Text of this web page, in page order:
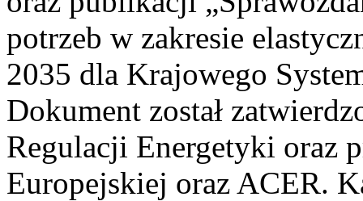
potrzeb w zakresie
2035 dla Krajowego
Dokument został
Regulacji Energetyki oraz
Europejskiej oraz ACER.